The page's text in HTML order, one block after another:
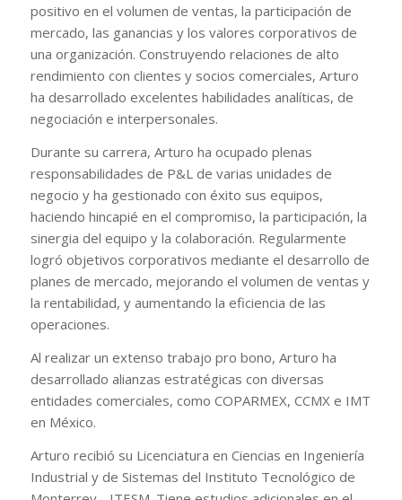
positivo en el volumen de ventas, la participación de
mercado, las ganancias y los valores corporativos de
una organización. Construyendo relaciones de alto
rendimiento con clientes y socios comerciales, Arturo
ha desarrollado excelentes habilidades analíticas, de
negociación e interpersonales.
Durante su carrera, Arturo ha ocupado plenas
responsabilidades de P&L de varias unidades de
negocio y ha gestionado con éxito sus equipos,
haciendo hincapié en el compromiso, la participación, la
sinergia del equipo y la colaboración. Regularmente
logró objetivos corporativos mediante el desarrollo de
planes de mercado, mejorando el volumen de ventas y
la rentabilidad, y aumentando la eficiencia de las
operaciones.
Al realizar un extenso trabajo pro bono, Arturo ha
desarrollado alianzas estratégicas con diversas
entidades comerciales, como COPARMEX, CCMX e IMT
en México.
Arturo recibió su Licenciatura en Ciencias en Ingeniería
Industrial y de Sistemas del Instituto Tecnológico de